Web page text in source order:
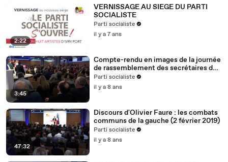
2:22
VERNISSAGE AU SIEGE DU PARTI
SOCIALISTE
Parti socialiste
il y a 7 ans
3:45
Compte-rendu en images de la journée
de rassemblement des secrétaires de
section (2.2.19)
Parti socialiste
il y a 8 ans
47:32
Discours d'Olivier Faure : les combats
communs de la gauche (2 février 2019)
Parti socialiste
il y a 8 ans